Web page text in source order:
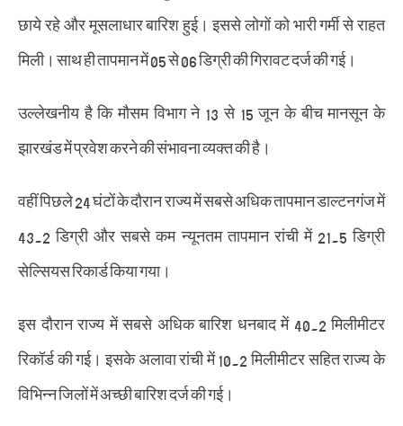
छाये रहे और मूसलाधार बारिश हुई। इससे लोगों को भारी गर्मी से राहत
मिली। साथ ही तापमान में 05 से 06 डिग्री की गिरावट दर्ज की गई।
उल्लेखनीय है कि मौसम विभाग ने 13 से 15 जून के बीच मानसून के
झारखंड में प्रवेश करने की संभावना व्यक्त की है।
वहीं पिछले 24 घंटों के दौरान राज्य में सबसे अधिक तापमान डाल्टनगंज में
43.2 डिग्री और सबसे कम न्यूनतम तापमान रांची में 21.5 डिग्री
सेल्सियस रिकार्ड किया गया।
इस दौरान राज्य में सबसे अधिक बारिश धनबाद में 40.2 मिलीमीटर
रिकॉर्ड की गई। इसके अलावा रांची में 10.2 मिलीमीटर सहित राज्य के
विभिन्न जिलों में अच्छी बारिश दर्ज की गई।